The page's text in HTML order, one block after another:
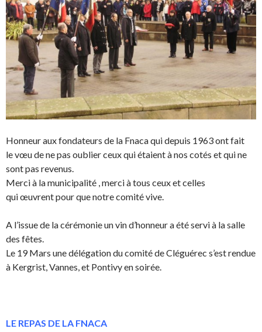
Honneur aux fondateurs de la Fnaca qui depuis 1963 ont fait
le vœu de ne pas oublier ceux qui étaient à nos cotés et qui ne
sont pas revenus.
Merci à la municipalité , merci à tous ceux et celles
qui œuvrent pour que notre comité vive.
A l’issue de la cérémonie un vin d’honneur a été servi à la salle
des fêtes.
Le 19 Mars une délégation du comité de Cléguérec s’est rendue
à Kergrist, Vannes, et Pontivy en soirée.
LE REPAS DE LA FNACA